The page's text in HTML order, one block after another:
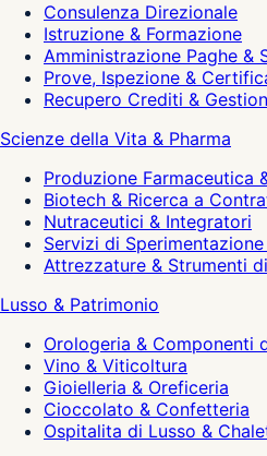
Consulenza Direzionale
Istruzione & Formazione
Amministrazione Paghe &
Prove, Ispezione &
Recupero Crediti &
Scienze della Vita & Pharma
Produzione Farmaceutica
Biotech & Ricerca a
Nutraceutici & Integratori
Servizi di
Attrezzature & Strumenti
Lusso & Patrimonio
Orologeria & Componenti
Vino & Viticoltura
Gioielleria & Oreficeria
Cioccolato & Confetteria
Ospitalita di Lusso &